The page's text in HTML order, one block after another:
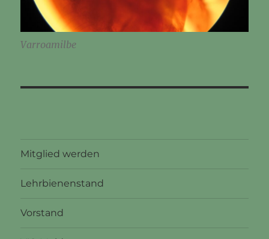
Varroamilbe
Mitglied werden
Lehrbienenstand
Vorstand